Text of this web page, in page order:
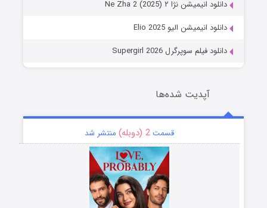
دانلود انیمیشن نژا ۲ Ne Zha 2 (2025)
دانلود انیمیشن الیو Elio 2025
دانلود فیلم سوپرگرل Supergirl 2026
آپدیت شده‌ها
قسمت2 (دوبله) منتشر شد